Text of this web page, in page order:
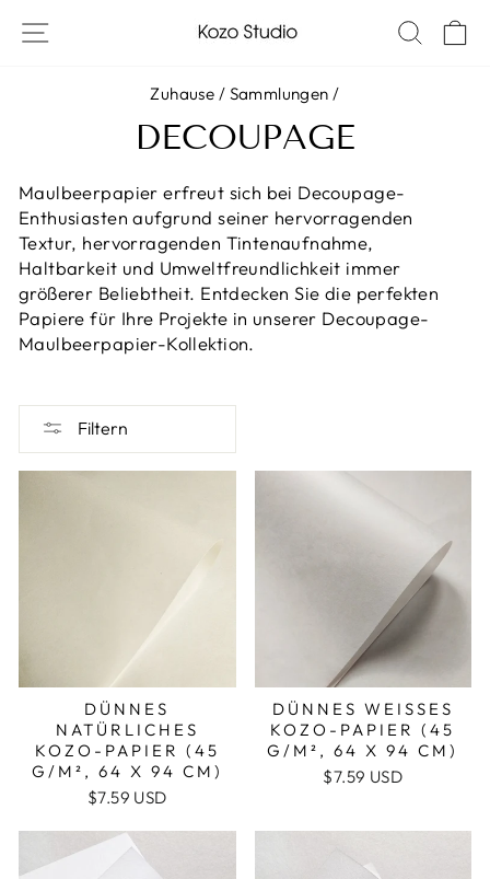
Inhalt
SITE-NAVIGATION
Zuhause / Sammlungen /
DECOUPAGE
Maulbeerpapier erfreut sich bei Decoupage-
Enthusiasten aufgrund seiner hervorragenden
Textur, hervorragenden Tintenaufnahme,
Haltbarkeit und Umweltfreundlichkeit immer
größerer Beliebtheit. Entdecken Sie die perfekten
Papiere für Ihre Projekte in unserer Decoupage-
Maulbeerpapier-Kollektion.
Filtern
DÜNNES
NATÜRLICHES
KOZO-PAPIER (45
G/M², 64 X 94 CM)
$7.59 USD
DÜNNES WEISSES K
OZO-PAPIER (45 G
/M², 64 X 94 CM)
$7.59 USD